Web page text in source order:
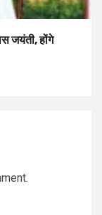
जयंती, होंगे